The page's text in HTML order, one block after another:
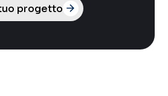
progetto